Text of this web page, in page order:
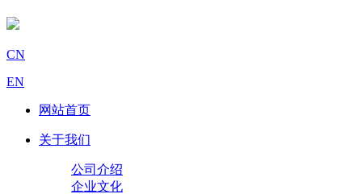
CN
EN
网站首页
关于我们
公司介绍
企业文化